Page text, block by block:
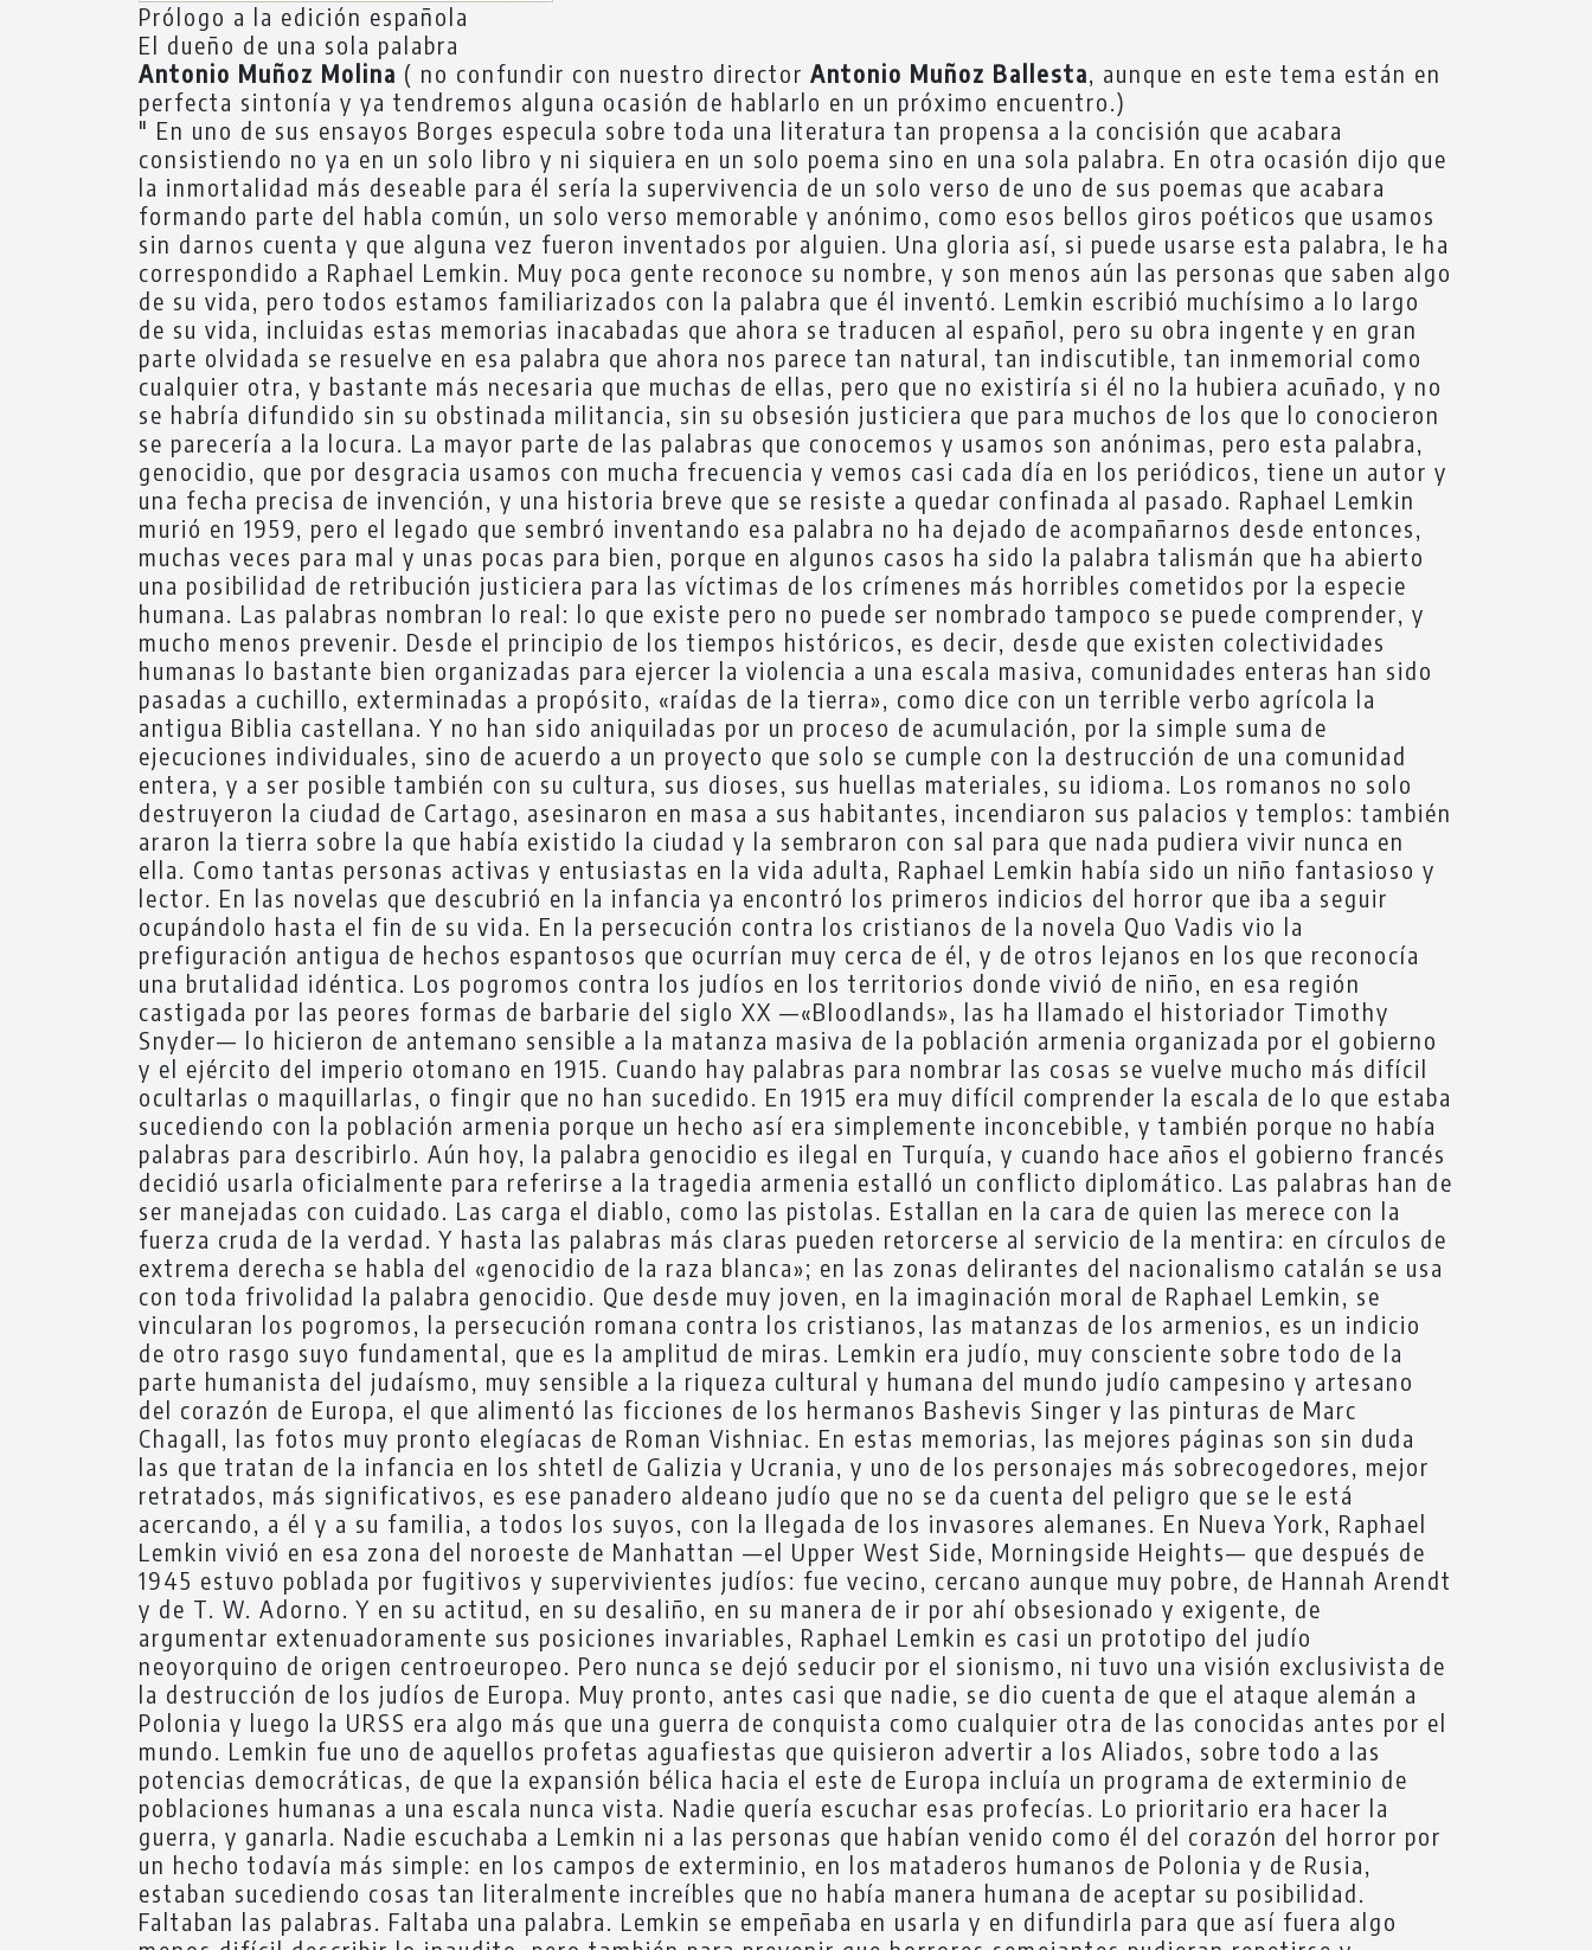
Prólogo a la edición española
El dueño de una sola palabra
Antonio Muñoz Molina ( no confundir con nuestro director Antonio Muñoz Ballesta, aunque en este tema están en
perfecta sintonía y ya tendremos alguna ocasión de hablarlo en un próximo encuentro.)
" En uno de sus ensayos Borges especula sobre toda una literatura tan propensa a la concisión que acabara
consistiendo no ya en un solo libro y ni siquiera en un solo poema sino en una sola palabra. En otra ocasión dijo que
la inmortalidad más deseable para él sería la supervivencia de un solo verso de uno de sus poemas que acabara
formando parte del habla común, un solo verso memorable y anónimo, como esos bellos giros poéticos que usamos
sin darnos cuenta y que alguna vez fueron inventados por alguien. Una gloria así, si puede usarse esta palabra, le ha
correspondido a Raphael Lemkin. Muy poca gente reconoce su nombre, y son menos aún las personas que saben algo
de su vida, pero todos estamos familiarizados con la palabra que él inventó. Lemkin escribió muchísimo a lo largo
de su vida, incluidas estas memorias inacabadas que ahora se traducen al español, pero su obra ingente y en gran
parte olvidada se resuelve en esa palabra que ahora nos parece tan natural, tan indiscutible, tan inmemorial como
cualquier otra, y bastante más necesaria que muchas de ellas, pero que no existiría si él no la hubiera acuñado, y no
se habría difundido sin su obstinada militancia, sin su obsesión justiciera que para muchos de los que lo conocieron
se parecería a la locura. La mayor parte de las palabras que conocemos y usamos son anónimas, pero esta palabra,
genocidio, que por desgracia usamos con mucha frecuencia y vemos casi cada día en los periódicos, tiene un autor y
una fecha precisa de invención, y una historia breve que se resiste a quedar confinada al pasado. Raphael Lemkin
murió en 1959, pero el legado que sembró inventando esa palabra no ha dejado de acompañarnos desde entonces,
muchas veces para mal y unas pocas para bien, porque en algunos casos ha sido la palabra talismán que ha abierto
una posibilidad de retribución justiciera para las víctimas de los crímenes más horribles cometidos por la especie
humana. Las palabras nombran lo real: lo que existe pero no puede ser nombrado tampoco se puede comprender, y
mucho menos prevenir. Desde el principio de los tiempos históricos, es decir, desde que existen colectividades
humanas lo bastante bien organizadas para ejercer la violencia a una escala masiva, comunidades enteras han sido
pasadas a cuchillo, exterminadas a propósito, «raídas de la tierra», como dice con un terrible verbo agrícola la
antigua Biblia castellana. Y no han sido aniquiladas por un proceso de acumulación, por la simple suma de
ejecuciones individuales, sino de acuerdo a un proyecto que solo se cumple con la destrucción de una comunidad
entera, y a ser posible también con su cultura, sus dioses, sus huellas materiales, su idioma. Los romanos no solo
destruyeron la ciudad de Cartago, asesinaron en masa a sus habitantes, incendiaron sus palacios y templos: también
araron la tierra sobre la que había existido la ciudad y la sembraron con sal para que nada pudiera vivir nunca en
ella. Como tantas personas activas y entusiastas en la vida adulta, Raphael Lemkin había sido un niño fantasioso y
lector. En las novelas que descubrió en la infancia ya encontró los primeros indicios del horror que iba a seguir
ocupándolo hasta el fin de su vida. En la persecución contra los cristianos de la novela Quo Vadis vio la
prefiguración antigua de hechos espantosos que ocurrían muy cerca de él, y de otros lejanos en los que reconocía
una brutalidad idéntica. Los pogromos contra los judíos en los territorios donde vivió de niño, en esa región
castigada por las peores formas de barbarie del siglo XX —«Bloodlands», las ha llamado el historiador Timothy
Snyder— lo hicieron de antemano sensible a la matanza masiva de la población armenia organizada por el gobierno
y el ejército del imperio otomano en 1915. Cuando hay palabras para nombrar las cosas se vuelve mucho más difícil
ocultarlas o maquillarlas, o fingir que no han sucedido. En 1915 era muy difícil comprender la escala de lo que estaba
sucediendo con la población armenia porque un hecho así era simplemente inconcebible, y también porque no había
palabras para describirlo. Aún hoy, la palabra genocidio es ilegal en Turquía, y cuando hace años el gobierno francés
decidió usarla oficialmente para referirse a la tragedia armenia estalló un conflicto diplomático. Las palabras han de
ser manejadas con cuidado. Las carga el diablo, como las pistolas. Estallan en la cara de quien las merece con la
fuerza cruda de la verdad. Y hasta las palabras más claras pueden retorcerse al servicio de la mentira: en círculos de
extrema derecha se habla del «genocidio de la raza blanca»; en las zonas delirantes del nacionalismo catalán se usa
con toda frivolidad la palabra genocidio. Que desde muy joven, en la imaginación moral de Raphael Lemkin, se
vincularan los pogromos, la persecución romana contra los cristianos, las matanzas de los armenios, es un indicio
de otro rasgo suyo fundamental, que es la amplitud de miras. Lemkin era judío, muy consciente sobre todo de la
parte humanista del judaísmo, muy sensible a la riqueza cultural y humana del mundo judío campesino y artesano
del corazón de Europa, el que alimentó las ficciones de los hermanos Bashevis Singer y las pinturas de Marc
Chagall, las fotos muy pronto elegíacas de Roman Vishniac. En estas memorias, las mejores páginas son sin duda
las que tratan de la infancia en los shtetl de Galizia y Ucrania, y uno de los personajes más sobrecogedores, mejor
retratados, más significativos, es ese panadero aldeano judío que no se da cuenta del peligro que se le está
acercando, a él y a su familia, a todos los suyos, con la llegada de los invasores alemanes. En Nueva York, Raphael
Lemkin vivió en esa zona del noroeste de Manhattan —el Upper West Side, Morningside Heights— que después de
1945 estuvo poblada por fugitivos y supervivientes judíos: fue vecino, cercano aunque muy pobre, de Hannah Arendt
y de T. W. Adorno. Y en su actitud, en su desaliño, en su manera de ir por ahí obsesionado y exigente, de
argumentar extenuadoramente sus posiciones invariables, Raphael Lemkin es casi un prototipo del judío
neoyorquino de origen centroeuropeo. Pero nunca se dejó seducir por el sionismo, ni tuvo una visión exclusivista de
la destrucción de los judíos de Europa. Muy pronto, antes casi que nadie, se dio cuenta de que el ataque alemán a
Polonia y luego la URSS era algo más que una guerra de conquista como cualquier otra de las conocidas antes por el
mundo. Lemkin fue uno de aquellos profetas aguafiestas que quisieron advertir a los Aliados, sobre todo a las
potencias democráticas, de que la expansión bélica hacia el este de Europa incluía un programa de exterminio de
poblaciones humanas a una escala nunca vista. Nadie quería escuchar esas profecías. Lo prioritario era hacer la
guerra, y ganarla. Nadie escuchaba a Lemkin ni a las personas que habían venido como él del corazón del horror por
un hecho todavía más simple: en los campos de exterminio, en los mataderos humanos de Polonia y de Rusia,
estaban sucediendo cosas tan literalmente increíbles que no había manera humana de aceptar su posibilidad.
Faltaban las palabras. Faltaba una palabra. Lemkin se empeñaba en usarla y en difundirla para que así fuera algo